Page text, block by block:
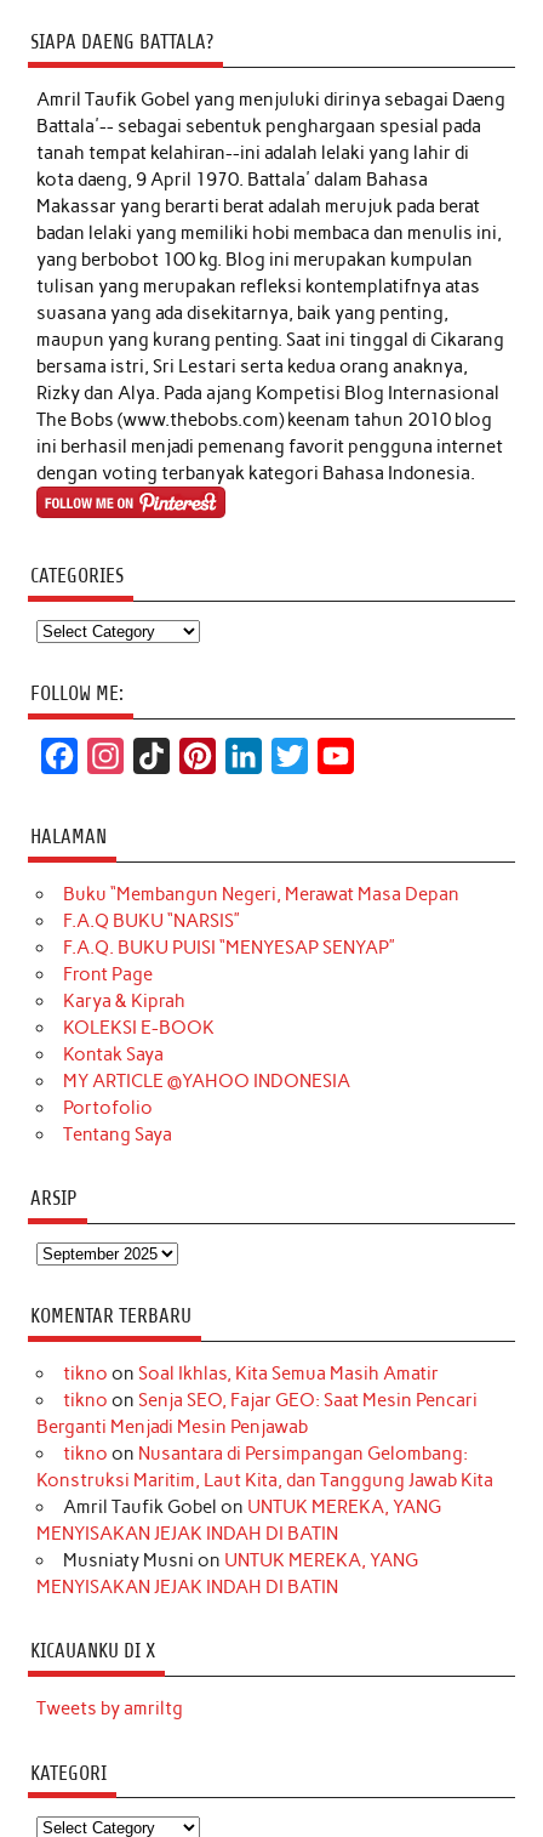
SIAPA DAENG BATTALA?
Amril Taufik Gobelyang menjuluki dirinya sebagai Daeng
Battala'-- sebagai sebentuk penghargaan spesial pada
tanah tempat kelahiran--ini adalah lelaki yang lahir di
kota daeng, 9 April 1970. Battala' dalam Bahasa
Makassar yang berarti berat adalah merujuk pada berat
badan lelaki yang memiliki hobi membaca dan menulis ini,
yang berbobot 100 kg. Blog ini merupakan kumpulan
tulisan yang merupakan refleksi kontemplatifnya atas
suasana yang ada disekitarnya, baik yang penting,
maupun yang kurang penting. Saat ini tinggal di Cikarang
bersama istri, Sri Lestari serta kedua orang anaknya,
Rizky dan Alya. Pada ajang Kompetisi Blog Internasional
The Bobs (www.thebobs.com) keenam tahun 2010 blog
ini berhasil menjadi pemenang favorit pengguna internet
dengan voting terbanyak kategori Bahasa Indonesia.
CATEGORIES
Categories
FOLLOW ME:
c
e
b
o
o
k
t
a
g
r
a
m
T
o
k
t
e
r
k
e
d
t
t
e
T
u
b
HALAMAN
Buku “Membangun Negeri, Merawat Masa Depan
F.A.Q BUKU “NARSIS”
F.A.Q. BUKU PUISI “MENYESAP SENYAP”
Front Page
Karya & Kiprah
KOLEKSI E-BOOK
Kontak Saya
MY ARTICLE @YAHOO INDONESIA
Portofolio
Tentang Saya
ARSIP
Arsip
KOMENTAR TERBARU
tikno on Soal Ikhlas, Kita Semua Masih Amatir
tikno on Senja SEO, Fajar GEO: Saat Mesin Pencari
Berganti Menjadi Mesin Penjawab
tikno on Nusantara di Persimpangan Gelombang:
Konstruksi Maritim, Laut Kita, dan Tanggung Jawab Kita
Amril Taufik Gobel on UNTUK MEREKA, YANG
MENYISAKAN JEJAK INDAH DI BATIN
Musniaty Musni on UNTUK MEREKA, YANG
MENYISAKAN JEJAK INDAH DI BATIN
KICAUANKU DI X
Tweets by amriltg
KATEGORI
Kategori